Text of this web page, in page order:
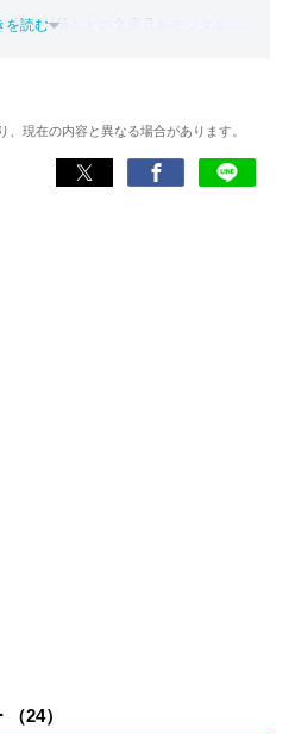
帳、付箋などの文房具をデジタル化
リの専門家として監修・ライター業
』など700以上。
を読む
現在の内容と異なる場合があります。
（24）